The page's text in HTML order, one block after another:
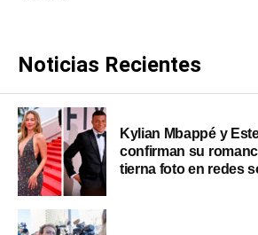
Noticias Recientes
Kylian Mbappé y
confirman su
tierna foto en redes